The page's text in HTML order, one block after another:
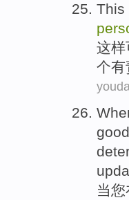
This
这样
个有
good
当您